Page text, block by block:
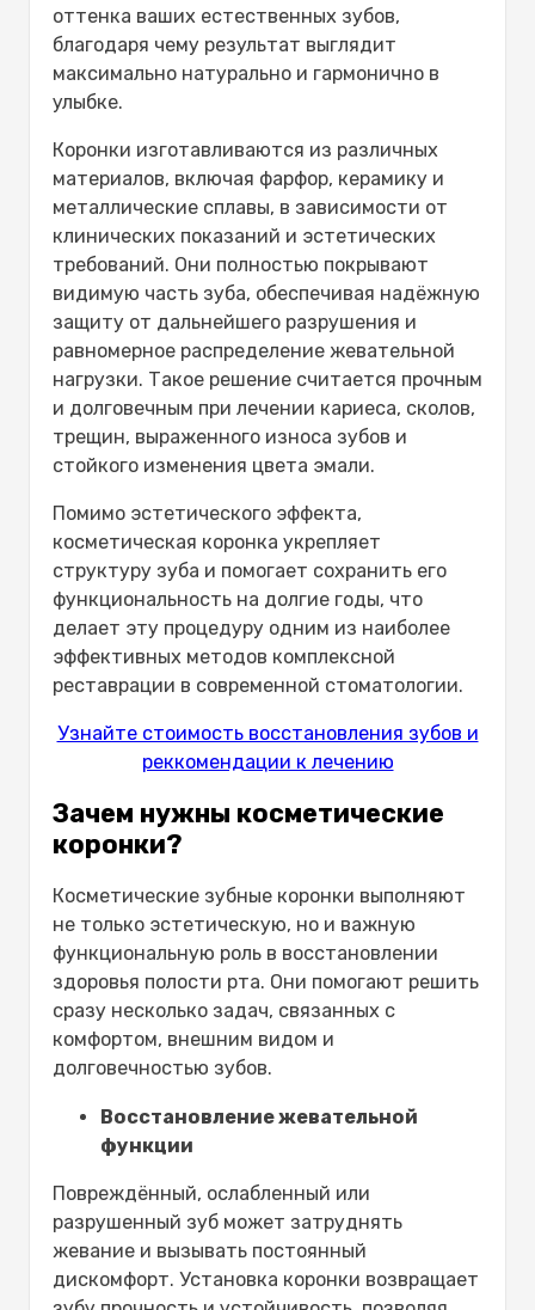
оттенка ваших естественных зубов,
благодаря чему результат выглядит
максимально натурально и гармонично в
улыбке.
Коронки изготавливаются из различных
материалов, включая фарфор, керамику и
металлические сплавы, в зависимости от
клинических показаний и эстетических
требований. Они полностью покрывают
видимую часть зуба, обеспечивая надёжную
защиту от дальнейшего разрушения и
равномерное распределение жевательной
нагрузки. Такое решение считается прочным
и долговечным при лечении кариеса, сколов,
трещин, выраженного износа зубов и
стойкого изменения цвета эмали.
Помимо эстетического эффекта,
косметическая коронка укрепляет
структуру зуба и помогает сохранить его
функциональность на долгие годы, что
делает эту процедуру одним из наиболее
эффективных методов комплексной
реставрации в современной стоматологии.
Узнайте стоимость восстановления зубов и
реккомендации к лечению
Зачем нужны косметические
коронки?
Косметические зубные коронки выполняют
не только эстетическую, но и важную
функциональную роль в восстановлении
здоровья полости рта. Они помогают решить
сразу несколько задач, связанных с
комфортом, внешним видом и
долговечностью зубов.
Восстановление жевательной
функции
Повреждённый, ослабленный или
разрушенный зуб может затруднять
жевание и вызывать постоянный
дискомфорт. Установка коронки возвращает